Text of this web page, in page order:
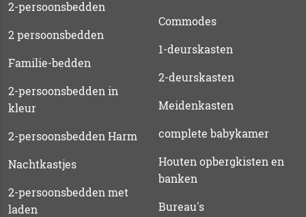
2-persoonsbedden
2 persoonsbedden
Familie-bedden
2-persoonsbedden in
kleur
2-persoonsbedden Harm
Nachtkastjes
2-persoonsbedden met
laden
Commodes
1-deurskasten
2-deurskasten
Meidenkasten
complete babykamer
Houten opbergkisten en
banken
Bureau's